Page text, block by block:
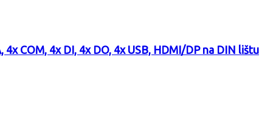
COM, 4x DI, 4x DO, 4x USB, HDMI/DP na DIN lištu